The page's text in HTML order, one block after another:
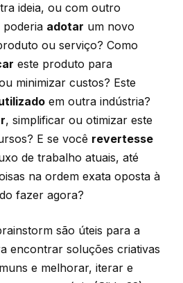
ideia, ou com outro
poderia adotar um novo
ou serviço? Como
este produto para
minimizar custos? Este
em outra indústria?
, simplificar ou otimizar este
E se você revertesse
de trabalho atuais, até
na ordem exata oposta à
fazer agora?
são úteis para a
encontrar soluções criativas
e melhorar, iterar e